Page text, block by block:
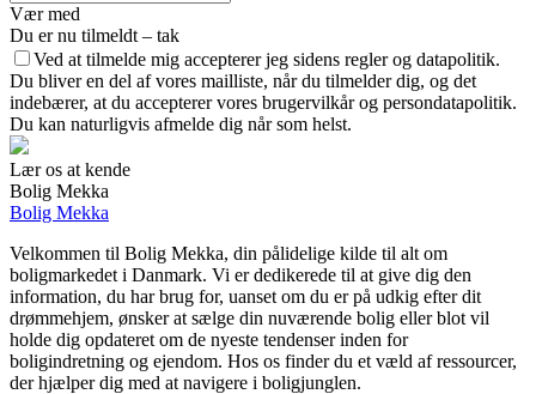
Vær med
Du er nu tilmeldt – tak
Ved at tilmelde mig accepterer jeg sidens regler og datapolitik.
Du bliver en del af vores mailliste, når du tilmelder dig, og det
indebærer, at du accepterer vores brugervilkår og persondatapolitik.
Du kan naturligvis afmelde dig når som helst.
Lær os at kende
Bolig Mekka
Bolig Mekka
Velkommen til Bolig Mekka, din pålidelige kilde til alt om
boligmarkedet i Danmark. Vi er dedikerede til at give dig den
information, du har brug for, uanset om du er på udkig efter dit
drømmehjem, ønsker at sælge din nuværende bolig eller blot vil
holde dig opdateret om de nyeste tendenser inden for
boligindretning og ejendom. Hos os finder du et væld af ressourcer,
der hjælper dig med at navigere i boligjunglen.